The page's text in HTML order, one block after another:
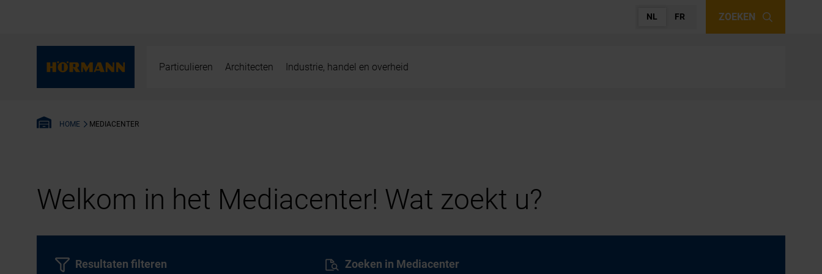
NL FR ZOEKEN
Particulieren Architecten Industrie, handel en overheid
HOME MEDIACENTER
Welkom in het Mediacenter! Wat zoekt u?
Zoeken in Mediacenter
Resultaten filteren